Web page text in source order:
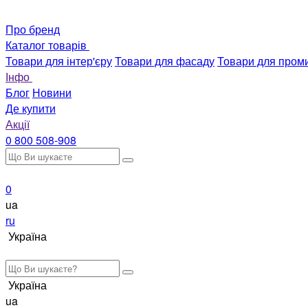
Про бренд
Каталог товарів
Товари для інтер'єруТовари для фасадуТовари для
Інфо
Блог Новини
Де купити
Акції
0 800 508-908
0
ua
ru
Україна
Україна
ua